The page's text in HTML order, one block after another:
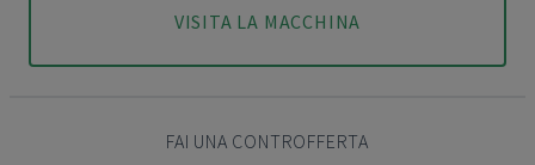
VISITA LA MACCHINA
FAI UNA CONTROFFERTA